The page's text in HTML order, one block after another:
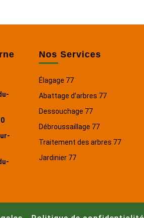
Nos Services
Élagage 77
Abattage d’arbres 77
Dessouchage 77
Débroussaillage 77
Traitement des arbres 77
Jardinier 77